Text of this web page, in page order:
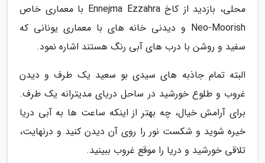
محلی، بازدید از کاخ Ennejma Ezzahra با معماری خاص
Neo-Moorish و دیدنی خانه های با معماری یونانی که
سفید و روشن با درب های آبی رنگ هستند اشاره نمود.
البته تمام جاذبه های سیدی بو سعید یک طرف و دیدن
غروب و طلوع خورشید در ساحل دریای مدیترانه یک طرف.
برای آرامش خیال، چه بهتر از اینکه ساعت ها به آبی دریا
خیره شوید و شکست نور را روی آن دیدن کنید و درنهایت،
تلاقی خورشید و دریا را موقع غروب ببینید.